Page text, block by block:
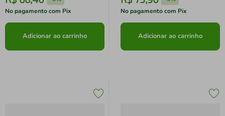
No pagamento com Pix
Adicionar ao carrinho
No pagamento com Pix
Adicionar ao carrinho